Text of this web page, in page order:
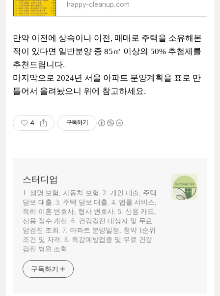
happy-cleanup.com
만약 이전에 상속이나 이전, 매매로 주택을 소유해본
적이 있다면 일반분양 중 85㎡ 이상의 50% 추첨제를
추천드립니다.
마지막으로 2024년 서울 아파트 분양계획을 표로 만
들어서 올려놨으니 위에 참고하세요.
4 구독하기
스터디업
1. 생명 보험, 자동차 보험. 2. 개인 대출, 주택
담보 대출. 3. 주택 담보 대출. 4. 법률 서비스,
특히 이혼 변호사, 형사 변호사. 5. 신용 카드,
신용 점수 개선. 6. 건강검진 대상자 및 무료
암검진 조회. 7. 아파트 분양일정, 청약 1순위
조건 및 자격. 8. 독감예방접종 및 무료 건강
검진 병원 조회.
구독하기